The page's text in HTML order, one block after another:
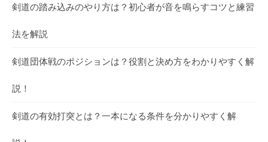
剣道の踏み込みのやり方は？初心者が音を鳴らすコツと練習
法を解説
剣道団体戦のポジションは？役割と決め方をわかりやすく解
説！
剣道の有効打突とは？一本になる条件を分かりやすく解